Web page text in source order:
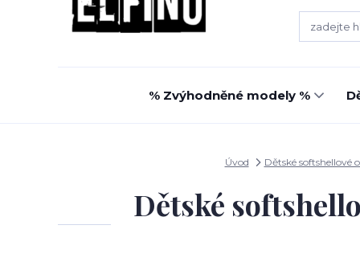
% Zvýhodněné modely %
Úvod Dětské softshellové
Dětské